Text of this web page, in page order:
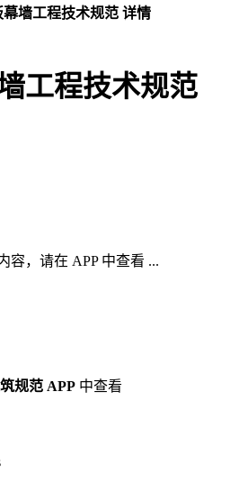
幕墙工程技术规范 详情
工程技术规范
容，请在 APP 中查看 ...
规范 APP 中查看